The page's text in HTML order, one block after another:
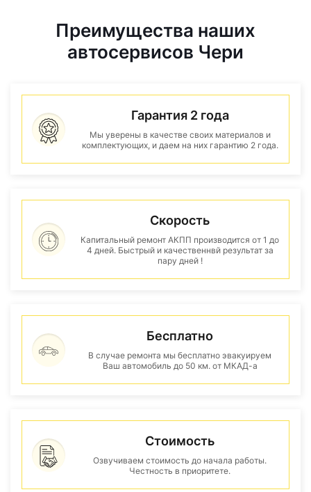
Преимущества наших
автосервисов Чери
Гарантия 2 года
Мы уверены в качестве своих материалов и
комплектующих, и даем на них гарантию 2 года.
Скорость
Капитальный ремонт АКПП производится от 1 до
4 дней. Быстрый и качественнвй результат за
пару дней !
Бесплатно
В случае ремонта мы бесплатно эвакуируем
Ваш автомобиль до 50 км. от МКАД-а
Стоимость
Озвучиваем стоимость до начала работы.
Честность в приоритете.